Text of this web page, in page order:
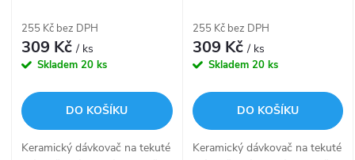
90
255 Kč bez DPH
309 Kč/ ks
Skladem 20 ks
DO KOŠÍKU
Keramický dávkovač na tekuté
90
255 Kč bez DPH
309 Kč/ ks
Skladem 20 ks
DO KOŠÍKU
Keramický dávkovač na tekuté